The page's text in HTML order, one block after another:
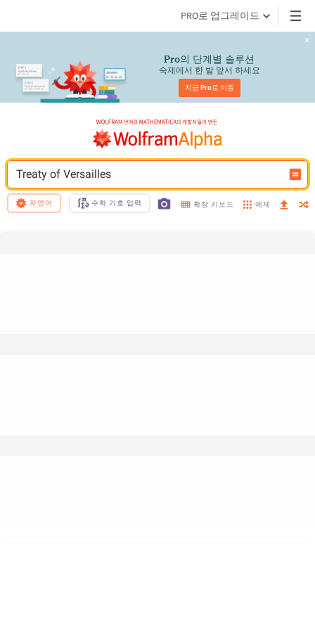
PRO로 업그레이드
Pro의 단계별 솔루션
숙제에서 한 발 앞서 하세요
지금 Pro로 이동
Treaty of Versailles
자연어 수학 기호 입력 확장 키보드 예제